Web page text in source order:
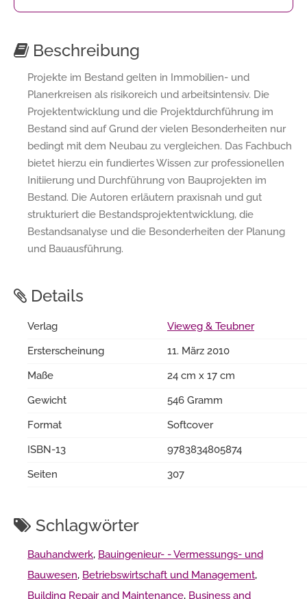
Beschreibung
Projekte im Bestand gelten in Immobilien- und
Planerkreisen als risikoreich und arbeitsintensiv. Die
Projektentwicklung und die Projektdurchführung im
Bestand sind auf Grund der vielen Besonderheiten nur
bedingt mit dem Neubau zu vergleichen. Das Fachbuch
bietet hierzu ein fundiertes Wissen zur professionellen
Initiierung und Durchführung von Bauprojekten im
Bestand. Die Autoren erläutern praxisnah und gut
strukturiert die Bestandsprojektentwicklung, die
Bestandsanalyse und die Besonderheiten der Planung
und Bauausführung.
Details
Verlag
Vieweg & Teubner
Ersterscheinung
11. März 2010
Maße
24 cm x 17 cm
Gewicht
546 Gramm
Format
Softcover
ISBN-13
9783834805874
Seiten
307
Schlagwörter
Bauhandwerk, Bauingenieur- - Vermessungs- und
Bauwesen, Betriebswirtschaft und Management,
Building Repair and Maintenance, Business and